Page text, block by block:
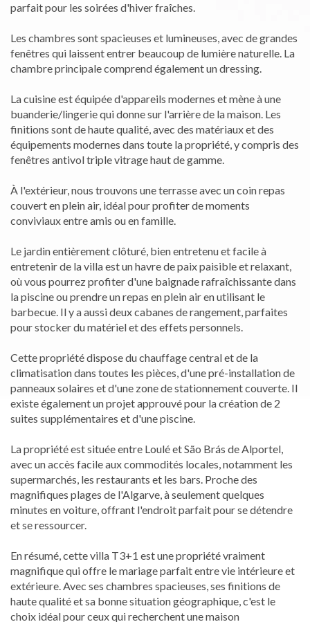
parfait pour les soirées d'hiver fraîches.
Les chambres sont spacieuses et lumineuses, avec de grandes
fenêtres qui laissent entrer beaucoup de lumière naturelle. La
chambre principale comprend également un dressing.
La cuisine est équipée d'appareils modernes et mène à une
buanderie/lingerie qui donne sur l'arrière de la maison. Les
finitions sont de haute qualité, avec des matériaux et des
équipements modernes dans toute la propriété, y compris des
fenêtres antivol triple vitrage haut de gamme.
À l'extérieur, nous trouvons une terrasse avec un coin repas
couvert en plein air, idéal pour profiter de moments
conviviaux entre amis ou en famille.
Le jardin entièrement clôturé, bien entretenu et facile à
entretenir de la villa est un havre de paix paisible et relaxant,
où vous pourrez profiter d'une baignade rafraîchissante dans
la piscine ou prendre un repas en plein air en utilisant le
barbecue. Il y a aussi deux cabanes de rangement, parfaites
pour stocker du matériel et des effets personnels.
Cette propriété dispose du chauffage central et de la
climatisation dans toutes les pièces, d'une pré-installation de
panneaux solaires et d'une zone de stationnement couverte. Il
existe également un projet approuvé pour la création de 2
suites supplémentaires et d'une piscine.
La propriété est située entre Loulé et São Brás de Alportel,
avec un accès facile aux commodités locales, notamment les
supermarchés, les restaurants et les bars. Proche des
magnifiques plages de l'Algarve, à seulement quelques
minutes en voiture, offrant l'endroit parfait pour se détendre
et se ressourcer.
En résumé, cette villa T3+1 est une propriété vraiment
magnifique qui offre le mariage parfait entre vie intérieure et
extérieure. Avec ses chambres spacieuses, ses finitions de
haute qualité et sa bonne situation géographique, c'est le
choix idéal pour ceux qui recherchent une maison